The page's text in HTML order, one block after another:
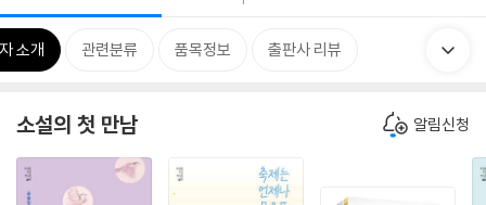
소개 관련분류 품목정보 출판사 리뷰
소설의 첫 만남 알림신청